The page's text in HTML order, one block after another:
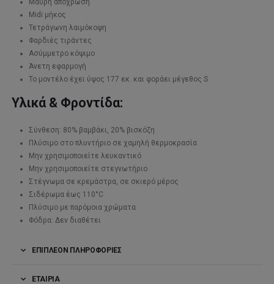
Μαύρη απόχρωση
Midi μήκος
Τετράγωνη λαιμόκοψη
Φαρδιές τιράντες
Ασύμμετρο κόψιμο
Άνετη εφαρμογή
Το μοντέλο έχει ύψος 177 εκ. και φοράει μέγεθος S
Υλικά & Φροντίδα:
Σύνθεση: 80% βαμβάκι, 20% βισκόζη
Πλύσιμο στο πλυντήριο σε χαμηλή θερμοκρασία
Μην χρησιμοποιείτε λευκαντικό
Μην χρησιμοποιείτε στεγνωτήριο
Στέγνωμα σε κρεμάστρα, σε σκιερό μέρος
Σιδέρωμα έως 110°C
Πλύσιμο με παρόμοια χρώματα
Φόδρα: Δεν διαθέτει
ΕΠΙΠΛΈΟΝ ΠΛΗΡΟΦΟΡΊΕΣ
ΕΤΑΙΡΊΑ